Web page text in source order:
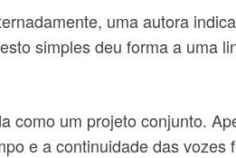
uma autora
simples deu forma a uma
um projeto conjunto.
e a continuidade das